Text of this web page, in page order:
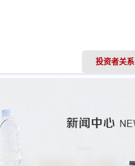
投资者关系